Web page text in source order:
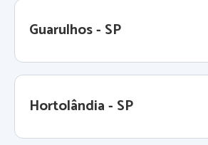
Guarulhos - SP
Hortolândia - SP